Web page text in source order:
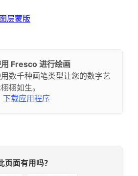
层蒙版
Fresco 进行绘画
数千种画笔类型让您的数字艺
栩如生。
下载应用程序
页面有用吗？